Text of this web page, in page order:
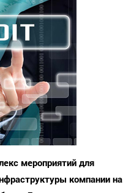
мероприятий для
компании на